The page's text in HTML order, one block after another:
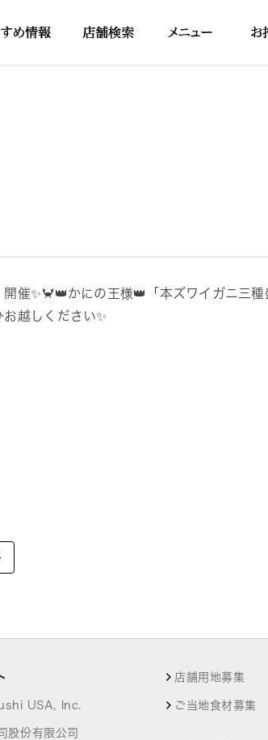
催✨🦀👑かにの王様👑「本ズワイガニ三
越しください✨
USA, Inc.
股份有限公司
店舗用地募集
ご当地食材募集